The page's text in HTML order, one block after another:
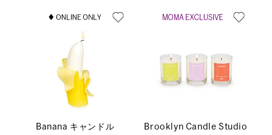
Banana キャンドル
Brooklyn Candle Studio